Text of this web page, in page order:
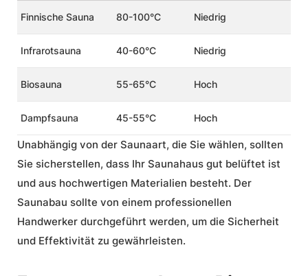
Finnische Sauna 80-100°C Niedrig
Infrarotsauna 40-60°C Niedrig
Biosauna 55-65°C Hoch
Dampfsauna 45-55°C Hoch
Unabhängig von der Saunaart, die Sie wählen, sollten
Sie sicherstellen, dass Ihr Saunahaus gut belüftet ist
und aus hochwertigen Materialien besteht. Der
Saunabau sollte von einem professionellen
Handwerker durchgeführt werden, um die Sicherheit
und Effektivität zu gewährleisten.